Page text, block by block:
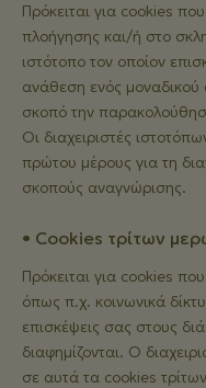
Πρόκειται για cookies
πλοήγησης και/ή στο
ιστότοπο τον οποίον
ανάθεση ενός μοναδικού
σκοπό την
Οι διαχειριστές
πρώτου μέρους για τη
σκοπούς αναγνώρισης.
• Cookies τρίτων
Πρόκειται για cookies
όπως π.χ. κοινωνικά
επισκέψεις σας στους
διαφημίζονται. Ο
σε αυτά τα cookies